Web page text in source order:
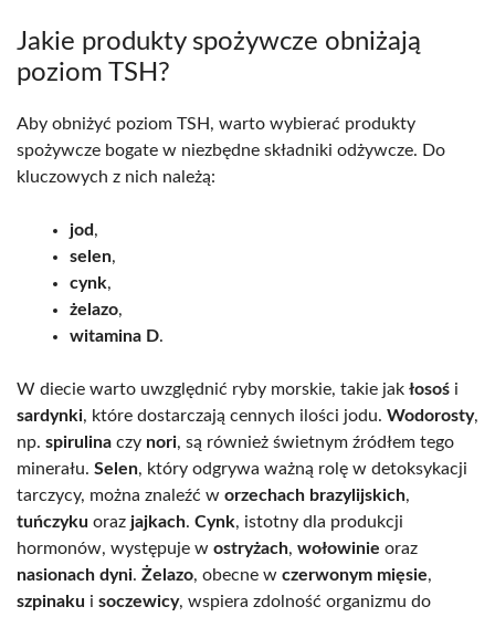
Jakie produkty spożywcze obniżają
poziom TSH?
Aby obniżyć poziom TSH, warto wybierać produkty
spożywcze bogate w niezbędne składniki odżywcze. Do
kluczowych z nich należą:
jod,
selen,
cynk,
żelazo,
witamina D.
W diecie warto uwzględnić ryby morskie, takie jak łosoś i
sardynki, które dostarczają cennych ilości jodu. Wodorosty,
np. spirulina czy nori, są również świetnym źródłem tego
minerału. Selen, który odgrywa ważną rolę w detoksykacji
tarczycy, można znaleźć w orzechach brazylijskich,
tuńczyku oraz jajkach. Cynk, istotny dla produkcji
hormonów, występuje w ostryżach, wołowinie oraz
nasionach dyni. Żelazo, obecne w czerwonym mięsie,
szpinaku i soczewicy, wspiera zdolność organizmu do